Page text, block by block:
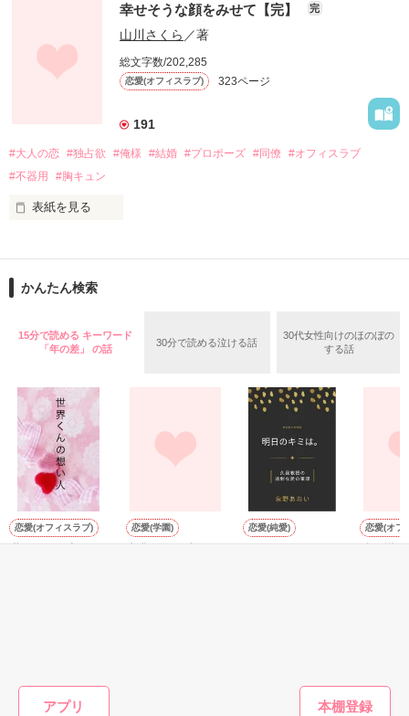
アプリ
私は飯塚蘭莉(ｲｲﾂﾞｶﾗﾝﾘ）23歳
上司と部下の秘密の恋愛。
後半部分は『イケメンたちの家政婦さん！？』の白石家の成長
子の次男の息子と愛人の子と言う設定になっています。
<(_ _)>
愛音*
作品を読む
何とか言葉を振り絞った。
（なんでここにいるの？）
（今更、会いたくなかったよ……）
しっかりと掛けていた心の鍵が嫌な音を立てて外れる気がし
「初めまして。千堂　大輔です」
片桐　塔子　　２８歳　　サイエンスコーポレーション　東京
本社　秘書室長
START  2017.5.11〜2017.5.24
副社長には内緒、spin-off 2作目です★
合わせてお楽しみ頂けると幸いです！
「心の鍵をもう一度」
大野小町様、素敵なレビューありがとうございます(o^^o)そし
幸せそうな顔をみせて【完】 完
山川さくら ／著
総文字数/202,285
恋愛(オフィスラブ) 323ページ
191
#大人の恋 #独占欲 #俺様 #結婚 #プロポーズ #同僚 #オフィスラブ
#不器用
#胸キュン
表紙を見る
いつもと違うのは
でも、ちょっとだけ
垣間見える『独占欲』の欠片に
ドキドキしちゃう私は
彼をもっと意識してしまう。
かんたん検索
15分で読める キーワード
「年の差」 の話
30分で読める泣ける話
30代女性向けのほのぼの
する話
恋愛(オフィスラブ) 恋愛(学園) 恋愛(純愛) 恋愛(オフ
かんたん検索の条件を変える